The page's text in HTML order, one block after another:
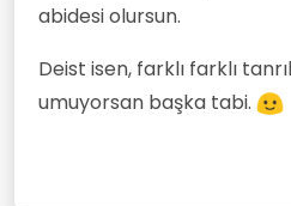
abidesi olursun.
Deist isen, farklı farklı
umuyorsan başka tabi.